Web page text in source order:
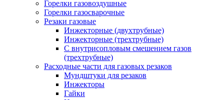
Горелки газовоздушные
Горелки газосварочные
Резаки газовые
Инжекторные (двухтрубные)
Инжекторные (трехтрубные)
С внутрисопловым смешением газов
(трехтрубные)
Расходные части для газовых резаков
Мундштуки для резаков
Инжекторы
Гайки